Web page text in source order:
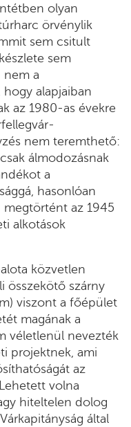
olyan
örvénylik
sem csitult
sem
nem a
alapjaiban
az 1980-as évekre
nem teremthető:
álmodozásnak
a
hasonlóan
az 1945
alkotások
közvetlen
összekötő szárny
viszont a főépület
magának a
véletlenül nevezték
projektnek, ami
az
volna
hiteltelen dolog
által